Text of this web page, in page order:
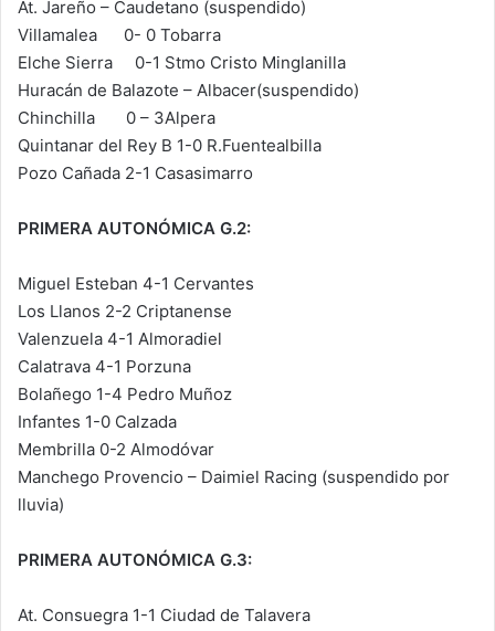
At. Jareño – Caudetano (suspendido)
Villamalea 0- 0 Tobarra
Elche Sierra 0-1 Stmo Cristo Minglanilla
Huracán de Balazote – Albacer(suspendido)
Chinchilla 0 – 3Alpera
Quintanar del Rey B 1-0 R.Fuentealbilla
Pozo Cañada 2-1 Casasimarro
PRIMERA AUTONÓMICA G.2:
Miguel Esteban 4-1 Cervantes
Los Llanos 2-2 Criptanense
Valenzuela 4-1 Almoradiel
Calatrava 4-1 Porzuna
Bolañego 1-4 Pedro Muñoz
Infantes 1-0 Calzada
Membrilla 0-2 Almodóvar
Manchego Provencio – Daimiel Racing (suspendido por
lluvia)
PRIMERA AUTONÓMICA G.3:
At. Consuegra 1-1 Ciudad de Talavera